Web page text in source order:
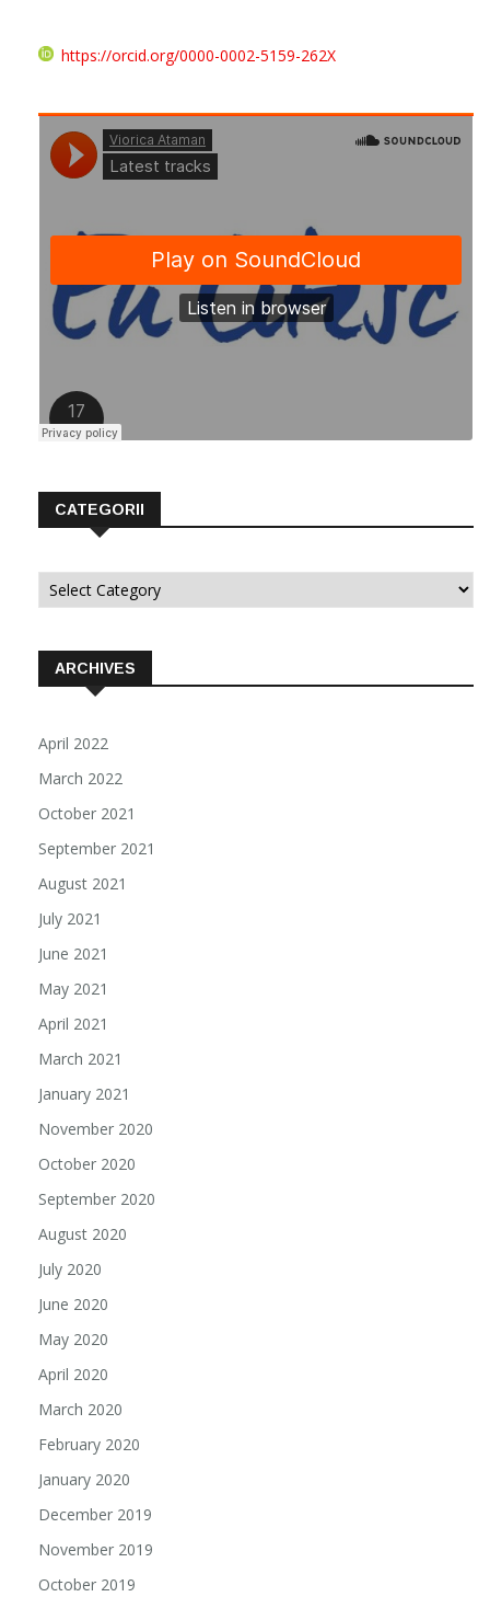
https://orcid.org/0000-0002-5159-262X
CATEGORII
Categorii
ARCHIVES
April 2022
March 2022
October 2021
September 2021
August 2021
July 2021
June 2021
May 2021
April 2021
March 2021
January 2021
November 2020
October 2020
September 2020
August 2020
July 2020
June 2020
May 2020
April 2020
March 2020
February 2020
January 2020
December 2019
November 2019
October 2019